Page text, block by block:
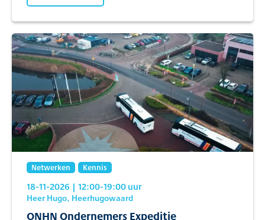
Netwerken Kennis
18-11-2026 | 12:00-19:00uur
Heer Hugo, Heerhugowaard
ONHN Ondernemers Expeditie